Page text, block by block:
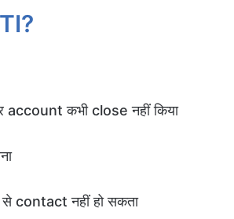
कभी close नहीं किया
contact नहीं हो सकता